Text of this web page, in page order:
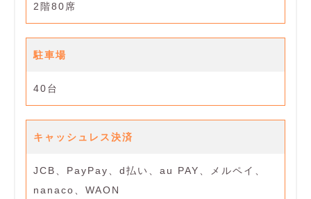
2階80席
駐車場
40台
キャッシュレス決済
JCB、PayPay、d払い、au PAY、メルペイ、
nanaco、WAON